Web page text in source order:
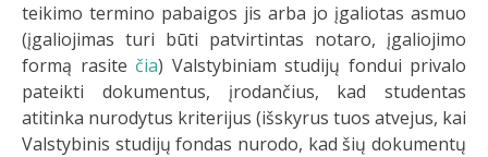
teikimo termino pabaigos jis arba jo įgaliotas asmuo
(įgaliojimas turi būti patvirtintas notaro, įgaliojimo
formą rasite čia) Valstybiniam studijų fondui privalo
pateikti dokumentus, įrodančius, kad studentas
atitinka nurodytus kriterijus (išskyrus tuos atvejus, kai
Valstybinis studijų fondas nurodo, kad šių dokumentų